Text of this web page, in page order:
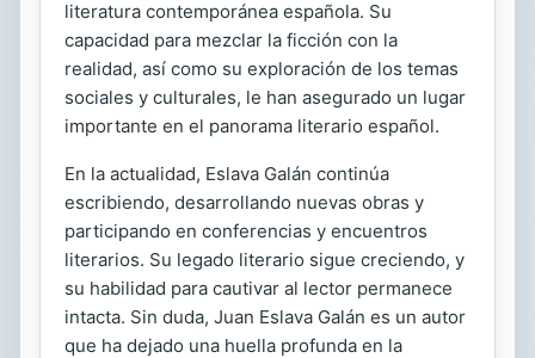
literatura contemporánea española. Su
capacidad para mezclar la ficción con la
realidad, así como su exploración de los temas
sociales y culturales, le han asegurado un lugar
importante en el panorama literario español.
En la actualidad, Eslava Galán continúa
escribiendo, desarrollando nuevas obras y
participando en conferencias y encuentros
literarios. Su legado literario sigue creciendo, y
su habilidad para cautivar al lector permanece
intacta. Sin duda, Juan Eslava Galán es un autor
que ha dejado una huella profunda en la